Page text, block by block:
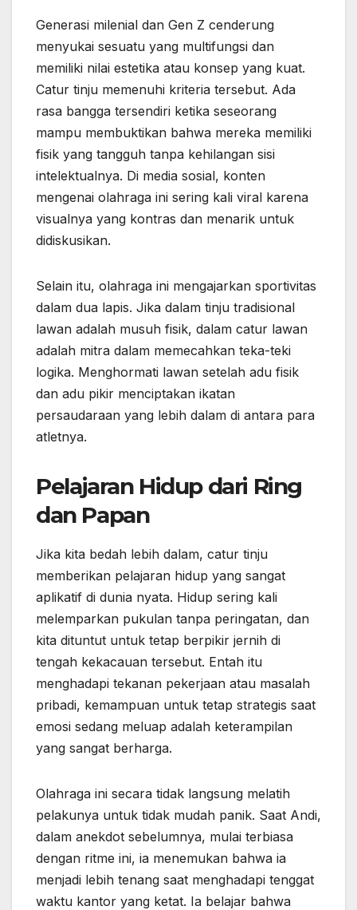
Generasi milenial dan Gen Z cenderung
menyukai sesuatu yang multifungsi dan
memiliki nilai estetika atau konsep yang kuat.
Catur tinju memenuhi kriteria tersebut. Ada
rasa bangga tersendiri ketika seseorang
mampu membuktikan bahwa mereka memiliki
fisik yang tangguh tanpa kehilangan sisi
intelektualnya. Di media sosial, konten
mengenai olahraga ini sering kali viral karena
visualnya yang kontras dan menarik untuk
didiskusikan.
Selain itu, olahraga ini mengajarkan sportivitas
dalam dua lapis. Jika dalam tinju tradisional
lawan adalah musuh fisik, dalam catur lawan
adalah mitra dalam memecahkan teka-teki
logika. Menghormati lawan setelah adu fisik
dan adu pikir menciptakan ikatan
persaudaraan yang lebih dalam di antara para
atletnya.
Pelajaran Hidup dari Ring
dan Papan
Jika kita bedah lebih dalam, catur tinju
memberikan pelajaran hidup yang sangat
aplikatif di dunia nyata. Hidup sering kali
melemparkan pukulan tanpa peringatan, dan
kita dituntut untuk tetap berpikir jernih di
tengah kekacauan tersebut. Entah itu
menghadapi tekanan pekerjaan atau masalah
pribadi, kemampuan untuk tetap strategis saat
emosi sedang meluap adalah keterampilan
yang sangat berharga.
Olahraga ini secara tidak langsung melatih
pelakunya untuk tidak mudah panik. Saat Andi,
dalam anekdot sebelumnya, mulai terbiasa
dengan ritme ini, ia menemukan bahwa ia
menjadi lebih tenang saat menghadapi tenggat
waktu kantor yang ketat. Ia belajar bahwa